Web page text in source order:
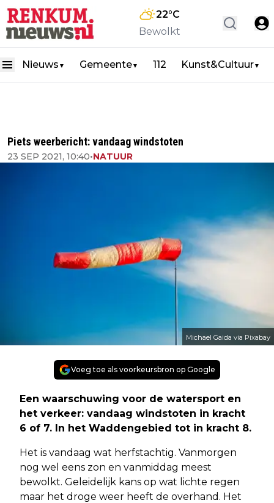
22°C
Bewolkt
Nieuws ▼ Gemeente▼ 112 Kunst&Cultuur▼
Piets weerbericht: vandaag windstoten
23 SEP 2021, 10:40•NATUUR
Michael Gaida via Pixabay
Voeg toe als voorkeursbron op Google
Een waarschuwing voor de watersport en
het verkeer: vandaag windstoten in kracht
6 of 7. In het Waddengebied tot in kracht 8.
Het is vandaag wat herfstachtig. Vanmorgen
nog wel eens zon en vanmiddag meest
bewolkt. Geleidelijk kans op wat lichte regen
maar het droge weer heeft de overhand. Het